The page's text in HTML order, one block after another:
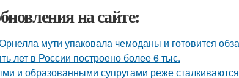
на сайте:
мути упаковала чемоданы и готовится
лет в России построено более 6 тыс.
и образованными супругами реже